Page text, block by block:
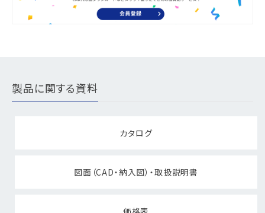
製品に関する資料
カタログ
図面（CAD・納入図）・取扱説明書